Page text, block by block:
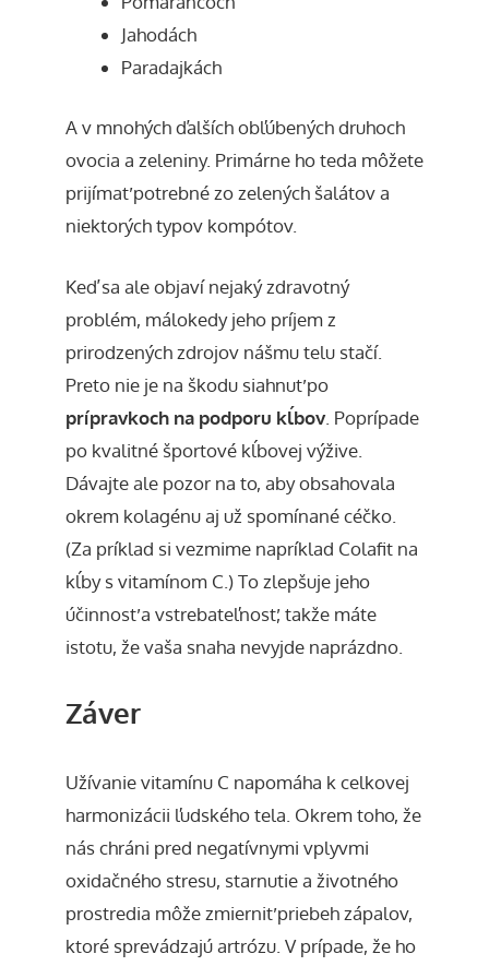
Jahodách
Paradajkách
A v mnohých ďalších obľúbených druhoch
ovocia a zeleniny. Primárne ho teda môžete
prijímať potrebné zo zelených šalátov a
niektorých typov kompótov.
Keď sa ale objaví nejaký zdravotný
problém, málokedy jeho príjem z
prirodzených zdrojov nášmu telu stačí.
Preto nie je na škodu siahnuť po
prípravkoch na podporu kĺbov. Poprípade
po kvalitné športové kĺbovej výžive
Dávajte ale pozor na to, aby obsahovala
okrem kolagénu aj už spomínané céčko.
(Za príklad si vezmime napríklad Colafit na
kĺby s vitamínom C.) To zlepšuje jeho
účinnosť a vstrebateľnosť, takže máte
istotu, že vaša snaha nevyjde naprázdno.
Záver
Užívanie vitamínu C napomáha k celkovej
harmonizácii ľudského tela. Okrem toho, že
nás chráni pred negatívnymi vplyvmi
oxidačného stresu, starnutie a životného
prostredia môže zmierniť priebeh zápalov,
ktoré sprevádzajú artrózu. V prípade, že ho